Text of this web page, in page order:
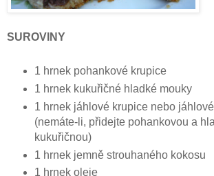
SUROVINY
1 hrnek pohankové krupice
1 hrnek kukuřičné hladké mouky
1 hrnek jáhlové krupice nebo
(nemáte-li, přidejte pohankovou a
kukuřičnou)
1 hrnek jemně strouhaného kokosu
1 hrnek oleje